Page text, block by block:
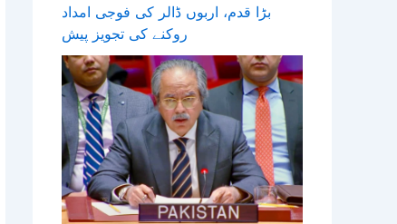
بڑا قدم، اربوں ڈالر کی فوجی امداد
روکنے کی تجویز پیش